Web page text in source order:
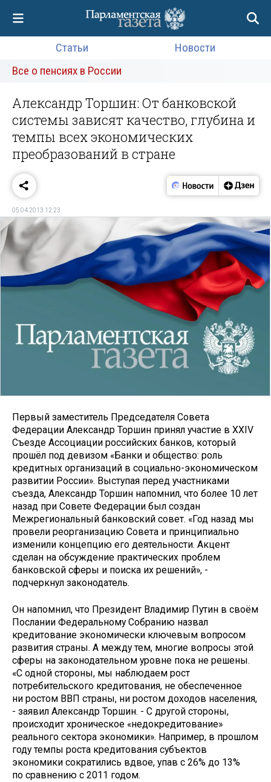
Статьи
Новости
Все о пенсиях в России
Александр Торшин: От банковской
системы зависят качество, глубина и
темпы всех экономических
преобразований в стране
05.04.2013 12:23
Первый заместитель Председателя Совета
Федерации Александр Торшин принял участие в XXIV
Съезде Ассоциации российских банков, который
прошёл под девизом «Банки и общество: роль
кредитных организаций в социально-экономическом
развитии России». Выступая перед участниками
съезда, Александр Торшин напомнил, что более 10 лет
назад при Совете Федерации был создан
Межрегиональный банковский совет. «Год назад мы
провели реорганизацию Совета и принципиально
изменили концепцию его деятельности. Акцент
сделан на обсуждение практических проблем
банковской сферы и поиска их решений», -
подчеркнул законодатель.
Он напомнил, что Президент Владимир Путин в своём
Послании Федеральному Собранию назвал
кредитование экономически ключевым вопросом
развития страны. А между тем, многие вопросы этой
сферы на законодательном уровне пока не решены.
«С одной стороны, мы наблюдаем рост
потребительского кредитования, не обеспеченное
ни ростом ВВП страны, ни ростом доходов населения,
- заявил Александр Торшин. - С другой стороны,
происходит хроническое «недокредитование»
реального сектора экономики». Например, в прошлом
году темпы роста кредитования субъектов
экономики сократились вдвое, упав с 26% до 13%
по сравнению с 2011 годом.